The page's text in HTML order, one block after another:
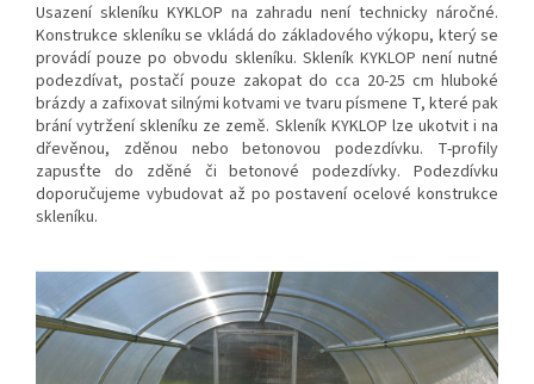
Usazení skleníku KYKLOP na zahradu není technicky náročné.
Konstrukce skleníku se vkládá do základového výkopu, který se
provádí pouze po obvodu skleníku. Skleník KYKLOP není nutné
podezdívat, postačí pouze zakopat do cca 20-25 cm hluboké
brázdy a zafixovat silnými kotvami ve tvaru písmene T, které pak
brání vytržení skleníku ze země. Skleník KYKLOP lze ukotvit i na
dřevěnou, zděnou nebo betonovou podezdívku. T-profily
zapusťte do zděné či betonové podezdívky. Podezdívku
doporučujeme vybudovat až po postavení ocelové konstrukce
skleníku.